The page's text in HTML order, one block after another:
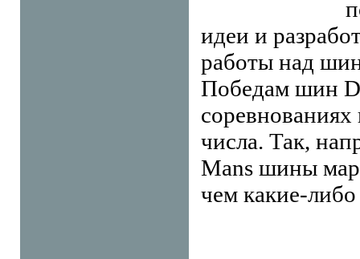
идеи и
работы над
Победам шин
числа. Так,
Mans шины
чем какие-